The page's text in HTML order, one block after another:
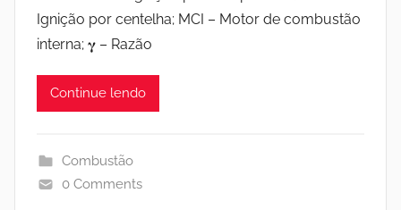
Ignição por centelha; MCI – Motor de combustão
interna; 𝛄 – Razão
Continue lendo
Combustão
0 Comments